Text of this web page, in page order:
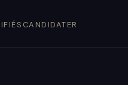
CANDIDATER